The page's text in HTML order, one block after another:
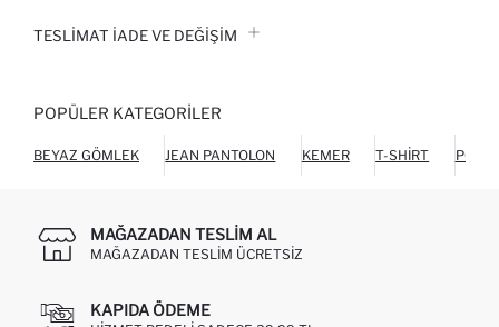
TESLIMAT İADE VE DEĞIŞIM
POPÜLER KATEGORILER
BEYAZ GÖMLEK JEAN PANTOLON KEMER T-SHIRT POLO
MAĞAZADAN TESLIM AL
MAĞAZADAN TESLIM ÜCRETSIZ
KAPIDA ÖDEME